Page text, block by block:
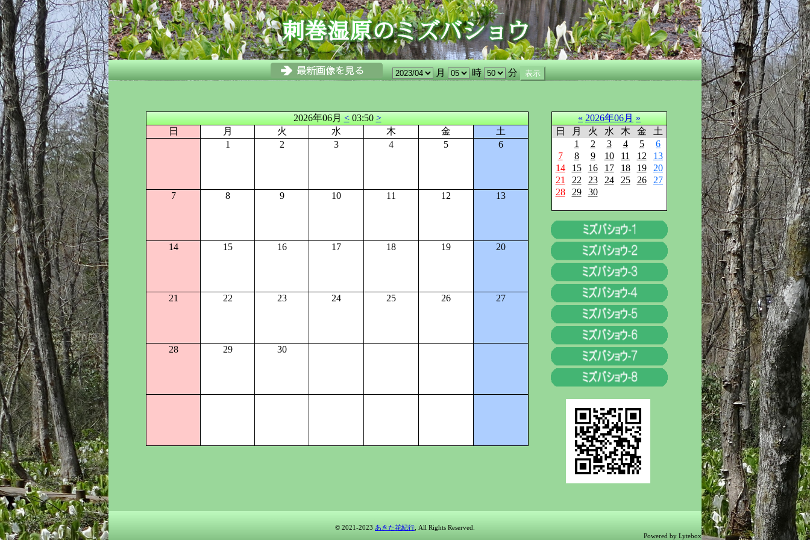
月 時 分
2026年06月<03:50>
日
月 火 水 木 金
土
1
2 3 4 5 6
7 8 9 10 11 12 13
14 15 16 17 18 19 20
21 22 23 24 25 26 27
28 29 30
« 2026年06月 »
日
月 火 水 木 金
土
1
2 3 4 5
6
7
8 9 10 11 12
13
14
15 16 17 18 19
20
21
22 23 24 25 26
27
28
29 30
© 2021-2023 あきた花紀行 , All Rights Reserved.
Powered by Lytebox